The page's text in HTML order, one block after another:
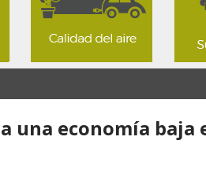
una economía baja